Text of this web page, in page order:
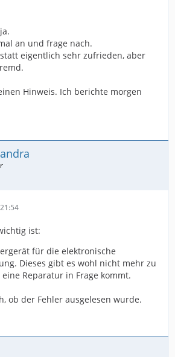
an und frage nach.
eigentlich sehr zufrieden, aber
Hinweis. Ich berichte morgen
ist:
für die elektronische
Dieses gibt es wohl nicht mehr zu
Reparatur in Frage kommt.
ob der Fehler ausgelesen wurde.